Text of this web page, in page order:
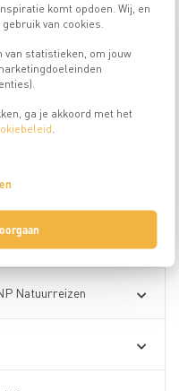
komt opdoen. Wij, en
van cookies.
van statistieken, om jouw
ga je akkoord met het
zonder elke dag opnieuw
een standplaatstocht
berggebieden.
begeleiding verken je
naar een vertrouwde
Natuurreizen